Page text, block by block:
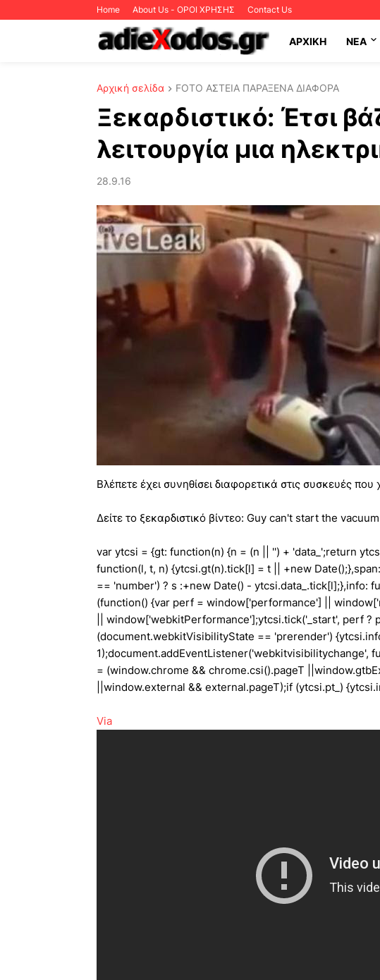
Home About Us - ΟΡΟΙ ΧΡΗΣΗΣ Contact Us
ΑΡΧΙΚΗ NEA
Αρχική σελίδα FOTO ΑΣΤΕΙΑ ΠΑΡΑΞΕΝΑ ΔΙΑΦΟΡΑ
Ξεκαρδιστικό: Έτσι
λειτουργία μια
28.9.16
Βλέπετε έχει συνηθίσει διαφορετικά στις συσκευές
Δείτε το ξεκαρδιστικό βίντεο: Guy can't start the
var ytcsi = {gt: function(n) {n = (n || '') + 'data_';return
function(l, t, n) {ytcsi.gt(n).tick[l] = t || +new
== 'number') ? s :+new Date() - ytcsi.data_.tick[l];},info:
(function() {var perf = window['performance'] ||
|| window['webkitPerformance'];ytcsi.tick('_start', perf
(document.webkitVisibilityState == 'prerender')
1);document.addEventListener('webkitvisibilitychange',
= (window.chrome && chrome.csi().pageT
||window.external && external.pageT);if (ytcsi.pt_)
Via